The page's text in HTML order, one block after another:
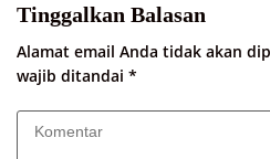
Tinggalkan Balasan
Alamat email Anda tidak akan
wajib ditandai *